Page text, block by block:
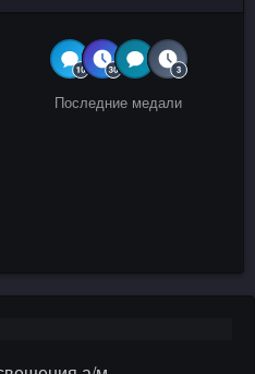
Последние медали